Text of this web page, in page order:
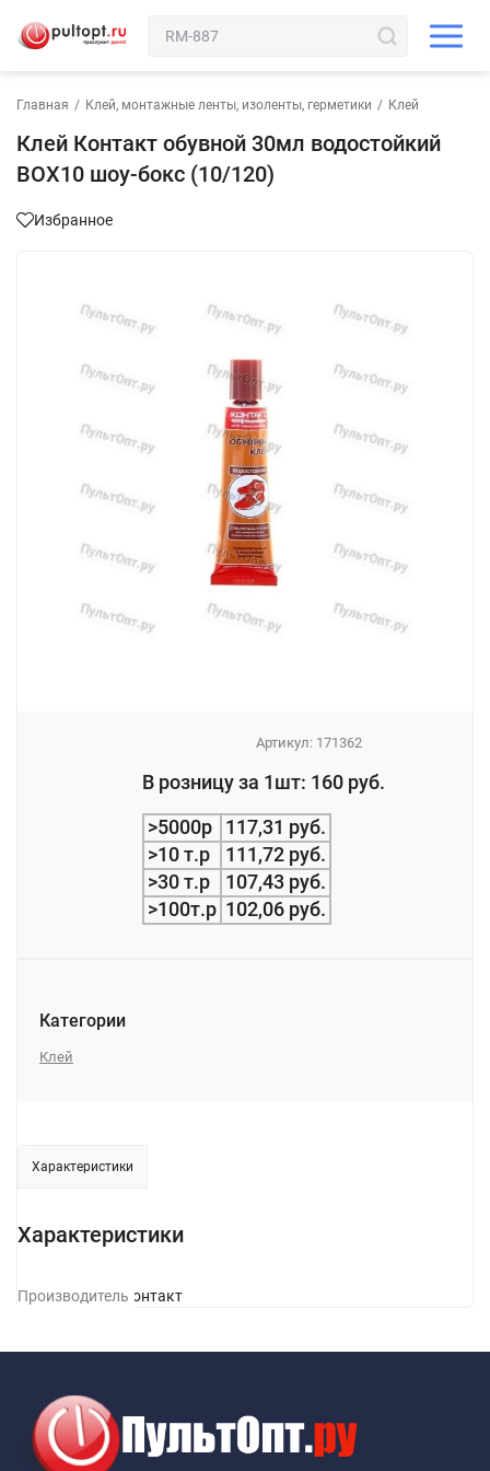
Главная / Клей, монтажные ленты, изоленты, герметики / Клей
Клей Контакт обувной 30мл водостойкий
BOX10 шоу-бокс (10/120)
Избранное
Артикул: 171362
В розницу за 1шт: 160 руб.
>5000р
117,31 руб.
>10 т.р
111,72 руб.
>30 т.р
107,43 руб.
>100т.р 102,06 руб.
Категории
Клей
Характеристики
Характеристики
ПроизводительКонтакт